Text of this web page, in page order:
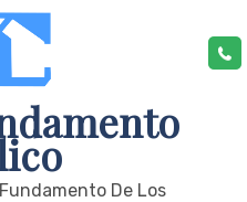
De Los